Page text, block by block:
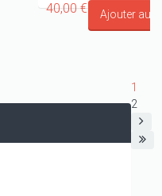
40,00 €
1
2